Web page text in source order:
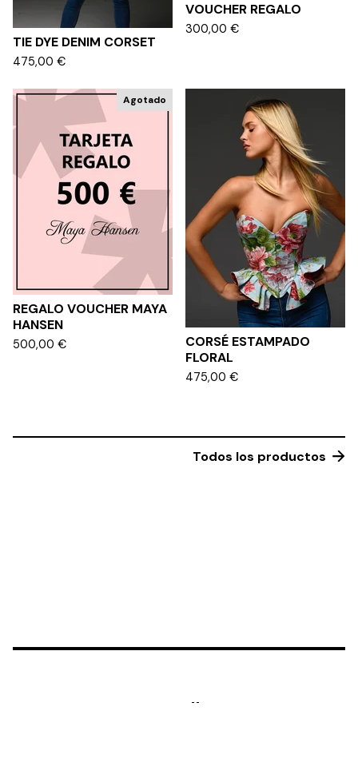
TIE DYE DENIM CORSET
475,00 €
VOUCHER REGALO
300,00 €
Agotado
REGALO VOUCHER MAYA
HANSEN
500,00 €
CORSÉ ESTAMPADO
FLORAL
475,00 €
Todos los productos
Made in Madrid 🖤 with Love